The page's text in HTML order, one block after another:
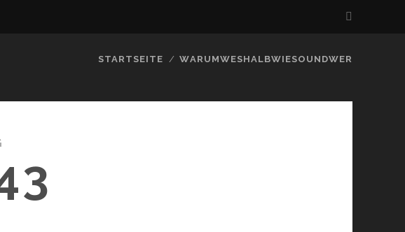
STARTSEITE WARUMWESHALBWIESOUNDWER